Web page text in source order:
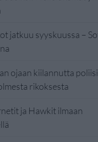
jatkuu syyskuussa –
ojaan kiilannutta
rikoksesta
ja Hawkit ilmaan